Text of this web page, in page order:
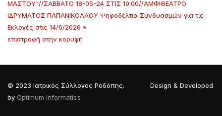
ΜΑΣΤΟΥ"//ΣΑΒΒΑΤΟ 18-05-24 ΣΤΙΣ 19:00//ΑΜΦΙΘΕΑΤΡΟ
ΙΔΡΥΜΑΤΟΣ ΠΑΠΑΝΙΚΟΛΑΟΥ Ψηφοδέλτια Συνδυασμών για τις
Εκλογές στις 14/6/2026 »
επιστροφή στην κορυφή
© 2023 Ιατρικός Σύλλογος Ροδόπης. Design & Developed
by Optimum Informatics